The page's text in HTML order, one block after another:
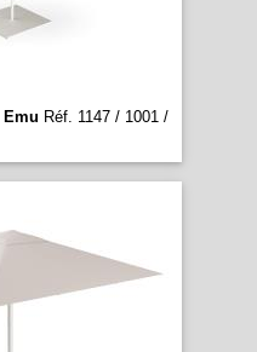
Emu Réf. 1147 / 1001 /